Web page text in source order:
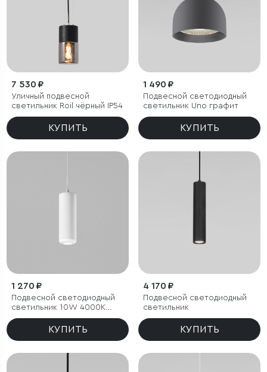
7 530 ₽
Уличный подвесной
светильник Roil чёрный IP54
КУПИТЬ
1 490 ₽
Подвесной светодиодный
светильник Uno графит
КУПИТЬ
1 270 ₽
Подвесной светодиодный
светильник 10W 4000K
белый
КУПИТЬ
4 170 ₽
Подвесной светодиодный
светильник
КУПИТЬ